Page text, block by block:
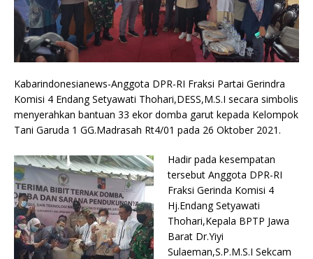
Kabarindonesianews-Anggota DPR-RI Fraksi Partai Gerindra
Komisi 4 Endang Setyawati Thohari,DESS,M.S.I secara simbolis
menyerahkan bantuan 33 ekor domba garut kepada Kelompok
Tani Garuda 1 GG.Madrasah Rt4/01 pada 26 Oktober 2021.
Hadir pada kesempatan
tersebut Anggota DPR-RI
Fraksi Gerinda Komisi 4
Hj.Endang Setyawati
Thohari,Kepala BPTP Jawa
Barat Dr.Yiyi
Sulaeman,S.P.M.S.I Sekcam